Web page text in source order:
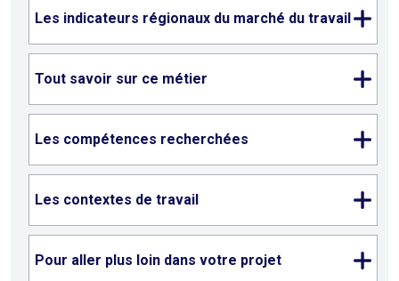
Les indicateurs régionaux du marché du travail
Tout savoir sur ce métier
Les compétences recherchées
Les contextes de travail
Pour aller plus loin dans votre projet